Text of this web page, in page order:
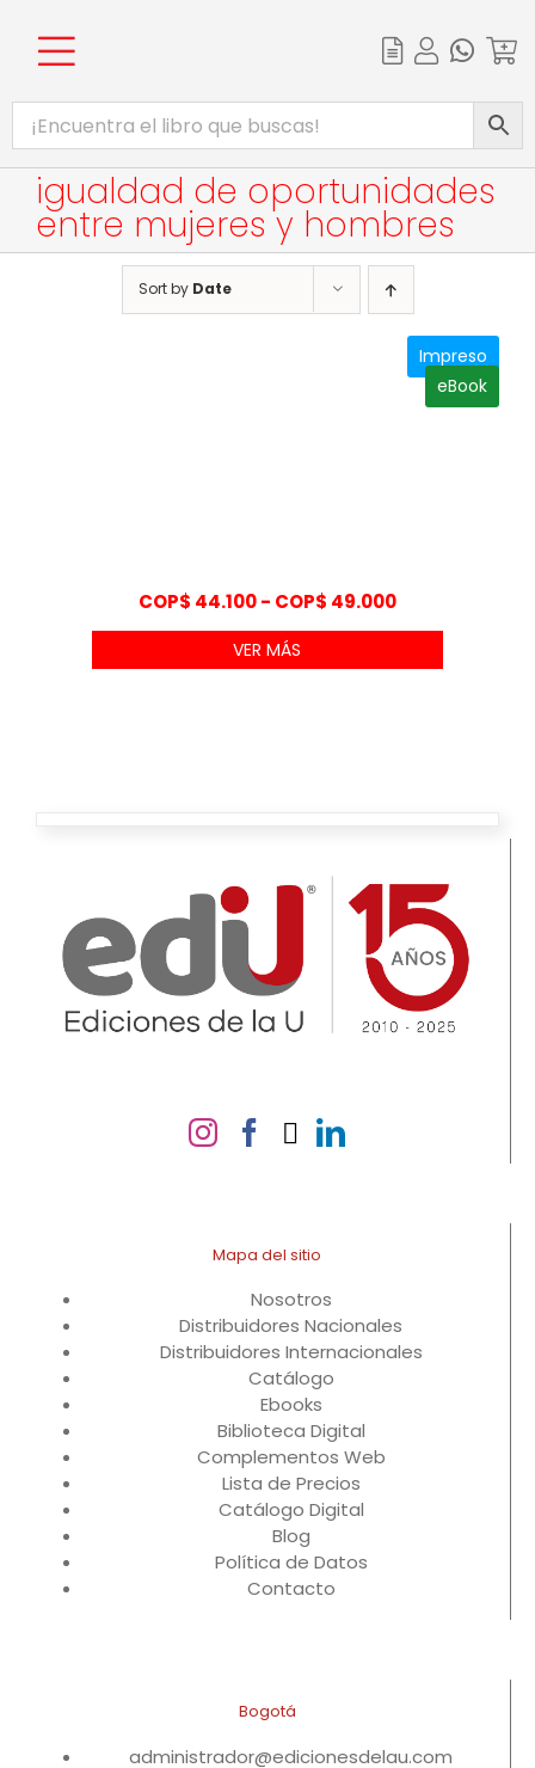
contentToggle
NavigationCATÁLOGO
EBOOKS
PROMOCIONES
igualdad de oportunidades
entre mujeres y hombres
Sort by Date
Impreso
eBook
COP$ 44.100- COP$ 49.000Rango
de
VER MÁS
Mapa del sitio
Nosotros
Distribuidores Nacionales
Distribuidores Internacionales
Catálogo
Ebooks
Biblioteca Digital
Complementos Web
Lista de Precios
Catálogo Digital
Blog
Política de Datos
Contacto
Bogotá
administrador@edicionesdelau.com